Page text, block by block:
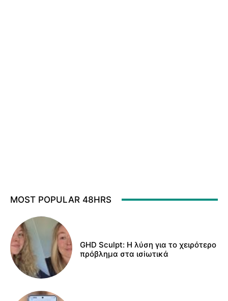
MOST POPULAR 48HRS
GHD Sculpt: Η λύση για το χειρότερο
πρόβλημα στα ισiωτικά